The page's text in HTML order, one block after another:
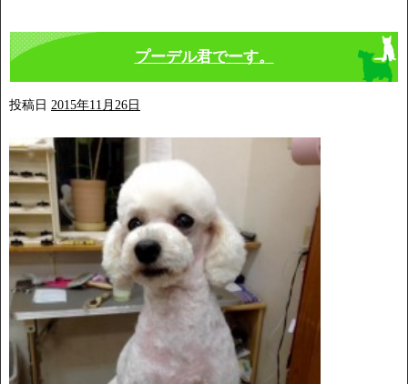
プーデル君でーす。
投稿日 2015年11月26日